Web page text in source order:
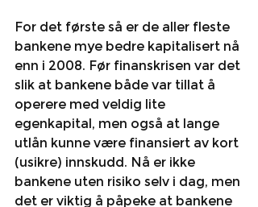
For det første så er de aller fleste
bankene mye bedre kapitalisert nå
enn i 2008. Før finanskrisen var det
slik at bankene både var tillat å
operere med veldig lite
egenkapital, men også at lange
utlån kunne være finansiert av kort
(usikre) innskudd. Nå er ikke
bankene uten risiko selv i dag, men
det er viktig å påpeke at bankene